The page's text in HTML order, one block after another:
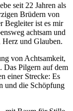
seit 22 Jahren als
Brüdern von
Begleiter ist es mir
achtsam und
Herz und Glauben.
von Achtsamkeit,
Das Pilgern auf dem
einer Strecke: Es
und die Schöpfung